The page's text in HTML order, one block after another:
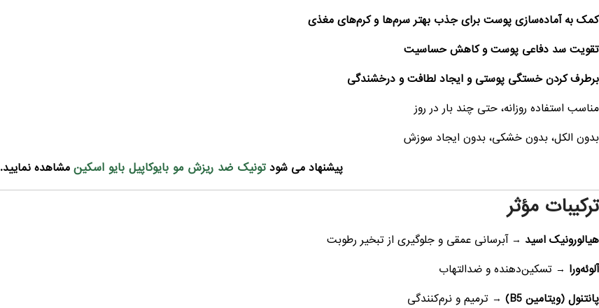
کمک به آماده‌سازی پوست برای جذب بهتر سرم‌ها و کرم‌های مغذی
تقویت سد دفاعی پوست و کاهش حساسیت
برطرف کردن خستگی پوستی و ایجاد لطافت و درخشندگی
مناسب استفاده روزانه، حتی چند بار در روز
بدون الکل، بدون خشکی، بدون ایجاد سوزش
پیشنهاد می شودتونیک ضد ریزش مو بایوکاپیل بایو اسکین مشاهده نمایید.
ترکیبات مؤثر
هیالورونیک اسید → آبرسانی عمقی و جلوگیری از تبخیر رطوبت
آلوئه‌ورا → تسکین‌دهنده و ضدالتهاب
پانتنول (ویتامین B5)
→ ترمیم و نرم‌کنندگی